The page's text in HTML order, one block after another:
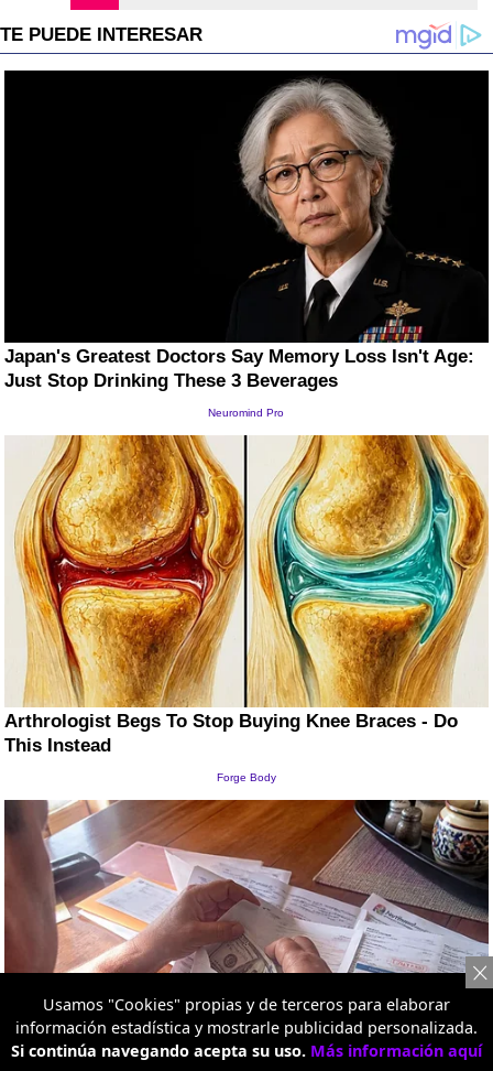
Usamos "Cookies" propias y de terceros para elaborar
información estadística y mostrarle publicidad personalizada.
Si continúa navegando acepta su uso. Más información aquí